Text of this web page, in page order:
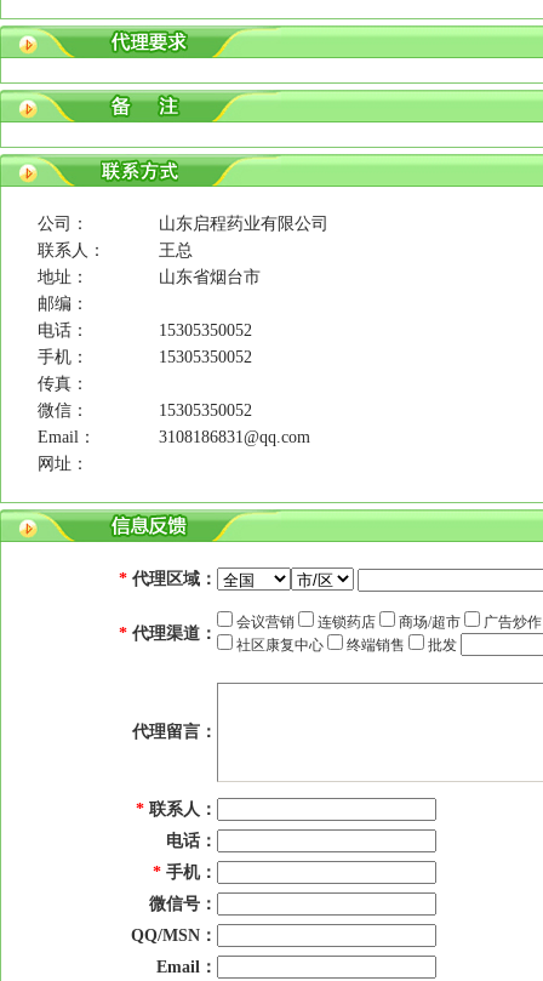
公司：
山东启程药业有限公司
联系人：
王总
地址：
山东省烟台市
邮编：
电话：
15305350052
手机：
15305350052
传真：
微信：
15305350052
Email：
3108186831@qq.com
网址：
* 代理区域：
* 代理渠道：
会议营销 连锁药店 商场/超市
广告炒
社区康复中心
终端销售 批发
代理留言：
* 联系人：
电话：
* 手机：
微信号：
QQ/MSN：
Email：